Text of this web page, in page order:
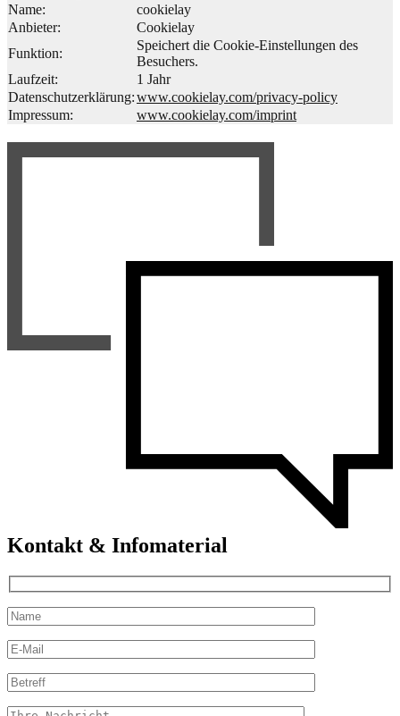
Name:
cookielay
Anbieter:
Cookielay
Funktion:
Speichert die Cookie-Einstellungen des
Besuchers.
Laufzeit:
1 Jahr
Datenschutzerklärung:www.cookielay.com/privacy-policy
Impressum:
www.cookielay.com/imprint
Kontakt & Infomaterial